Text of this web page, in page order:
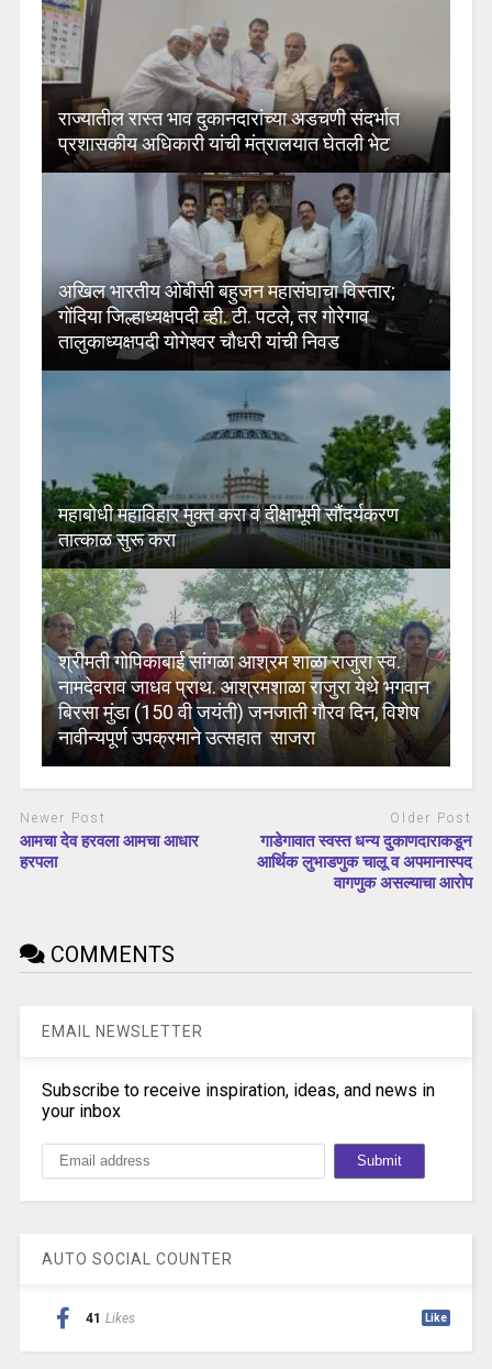
राज्यातील रास्त भाव दुकानदारांच्या अडचणी संदर्भात
प्रशासकीय अधिकारी यांची मंत्रालयात घेतली भेट
अखिल भारतीय ओबीसी बहुजन महासंघाचा विस्तार;
गोंदिया जिल्हाध्यक्षपदी व्ही. टी. पटले, तर गोरेगाव
तालुकाध्यक्षपदी योगेश्वर चौधरी यांची निवड
महाबोधी महाविहार मुक्त करा व दीक्षाभूमी सौंदर्यकरण
तात्काळ सुरू करा
श्रीमती गोपिकाबाई सांगळा आश्रम शाळा राजुरा स्व.
नामदेवराव जाधव प्राथ. आश्रमशाळा राजुरा येथे भगवान
बिरसा मुंडा (150 वी जयंती) जनजाती गौरव दिन, विशेष
नावीन्यपूर्ण उपक्रमाने उत्सहात साजरा
Newer Post
आमचा देव हरवला आमचा आधार
हरपला
Older Post
गाडेगावात स्वस्त धन्य दुकाणदाराकडून
आर्थिक लुभाडणुक चालू व अपमानास्पद
वागणुक असल्याचा आरोप
COMMENTS
EMAIL NEWSLETTER
Subscribe to receive inspiration, ideas, and news in
your inbox
AUTO SOCIAL COUNTER
41 Likes Like